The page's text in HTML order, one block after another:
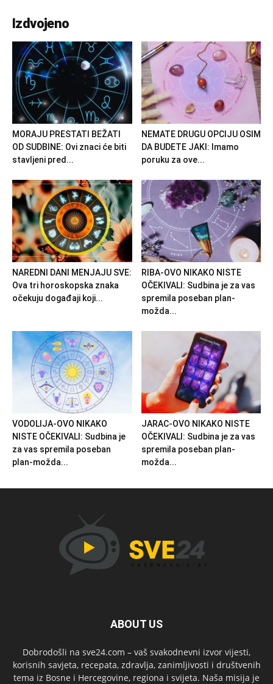
Izdvojeno
MORAJU PRESTATI BEŽATI
OD SUDBINE: Ovi znaci će biti
stavljeni pred...
NEMATE DRUGU OPCIJU OSIM
DA BUDETE JAKI: Imamo
poruku za ove...
NAREDNI DANI MENJAJU SVE:
Ova tri horoskopska znaka
očekuju događaji koji...
RIBA-OVO NIKAKO NISTE
OČEKIVALI: Sudbina je za vas
spremila poseban plan-
možda...
VODOLIJA-OVO NIKAKO
NISTE OČEKIVALI: Sudbina je
za vas spremila poseban
plan-možda...
JARAC-OVO NIKAKO NISTE
OČEKIVALI: Sudbina je za vas
spremila poseban plan-
možda...
ABOUT US
Dobrodošli na sve24.com – vaš svakodnevni izvor vijesti,
korisnih savjeta, recepata, zdravlja, zanimljivosti i društvenih
tema iz Bosne i Hercegovine, regiona i svijeta. Naša misija je